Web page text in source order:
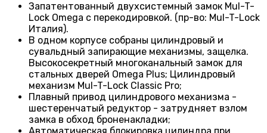
Запатентованный двухсистемный замок Mul-T-
Lock Omega с перекодировкой. (пр-во: Mul-T-Lock
Италия).
В одном корпусе собраны цилиндровый и
сувальдный запирающие механизмы, защелка.
Высокосекретный многоканальный замок для
стальных дверей Omega Plus; Цилиндровый
механизм Mul-T-Lock Classic Pro;
Плавный привод цилиндрового механизма -
шестеренчатый редуктор - затрудняет взлом
замка в обход броненакладки;